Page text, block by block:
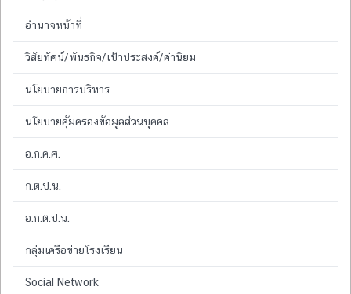
อำนาจหน้าที่
วิสัยทัศน์/พันธกิจ/เป้าประสงค์/ค่านิยม
นโยบายการบริหาร
นโยบายคุ้มครองข้อมูลส่วนบุคคล
อ.ก.ค.ศ.
ก.ต.ป.น.
อ.ก.ต.ป.น.
กลุ่มเครือข่ายโรงเรียน
Social Network